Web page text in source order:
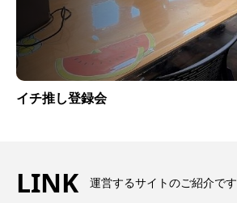
イチ推し登録会
LINK 運営するサイトのご紹介です